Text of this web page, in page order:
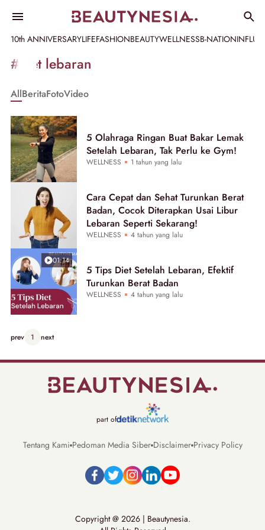
10th ANNIVERSARYLIFEFASHIONBEAUTYWELLNESSB-NATION
Informasi
[GET_DATA_TITLE]
Beautynesia
#diet lebaran
AllBeritaFotoVideo
5 Olahraga Ringan Buat Bakar Lemak
Setelah Lebaran, Tak Perlu ke Gym!
WELLNESS 1 tahun yang lalu
Cara Cepat dan Sehat Turunkan Berat
Badan, Cocok Diterapkan Usai Libur
Lebaran Seperti Sekarang!
WELLNESS 4 tahun yang lalu
01:14
5 Tips Diet Setelah Lebaran, Efektif
Turunkan Berat Badan
WELLNESS 4 tahun yang lalu
prev 1 next
part of
Tentang Kami Pedoman Media Siber Disclaimer Privacy Policy
Copyright @ 2026 | Beautynesia.